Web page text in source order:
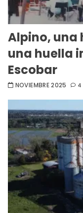
Alpino, una
una huella
Escobar
NOVIEMBRE 2025 4